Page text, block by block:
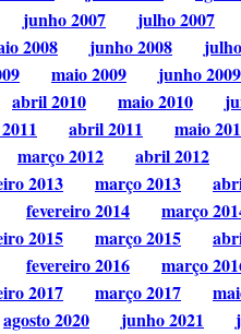
junho 2007 julho 2007
2008 junho 2008
maio 2009 junho 2009
abril 2010 maio 2010
abril 2011 maio
março 2012 abril 2012
2013 março 2013
fevereiro 2014 março
2015 março 2015
fevereiro 2016 março
2017 março 2017
agosto 2020 junho 2021